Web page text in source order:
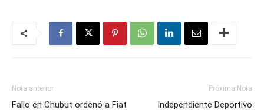
Nota anterior
Fallo en Chubut ordenó a Fiat
Próxima Nota
Independiente Deportivo